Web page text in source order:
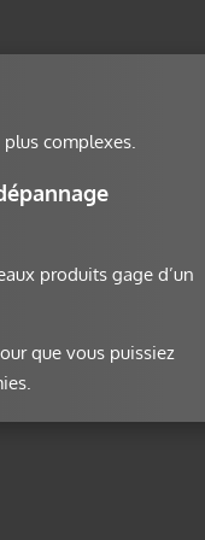
complexes.
produits gage d’un
que vous puissiez